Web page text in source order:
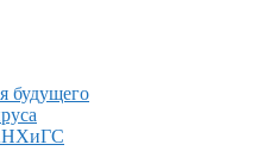
будущего